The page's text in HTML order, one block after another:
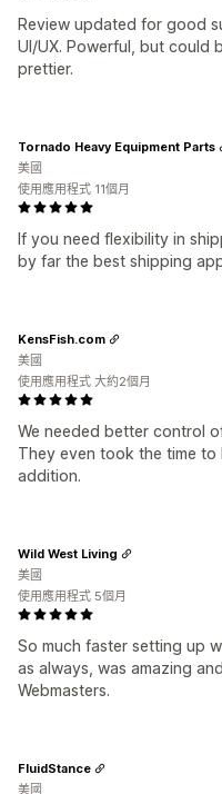
Review updated for good
UI/UX. Powerful, but could
prettier.
If you need flexibility in
by far the best shipping
Tornado Heavy Equipment Parts
美國
使用應用程式 11個月
We needed better control
They even took the time to
addition.
KensFish.com
美國
使用應用程式 大約2個月
So much faster setting up
as always, was amazing
Webmasters.
Wild West Living
美國
使用應用程式 5個月
FluidStance
美國